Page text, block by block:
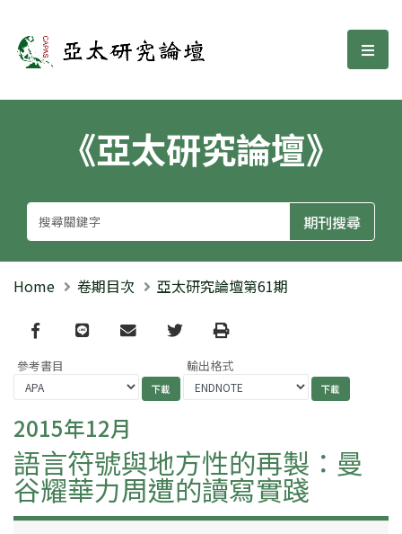
亞太研究論壇 選
《亞太研究論壇》
Home 卷期目次 亞太研究論壇第61期
Facebook
line email TwitterPrint
參考書目 輸出格式
2015年12月
語言符號與地方性的再製：曼
谷耀華力周遭的讀寫實踐